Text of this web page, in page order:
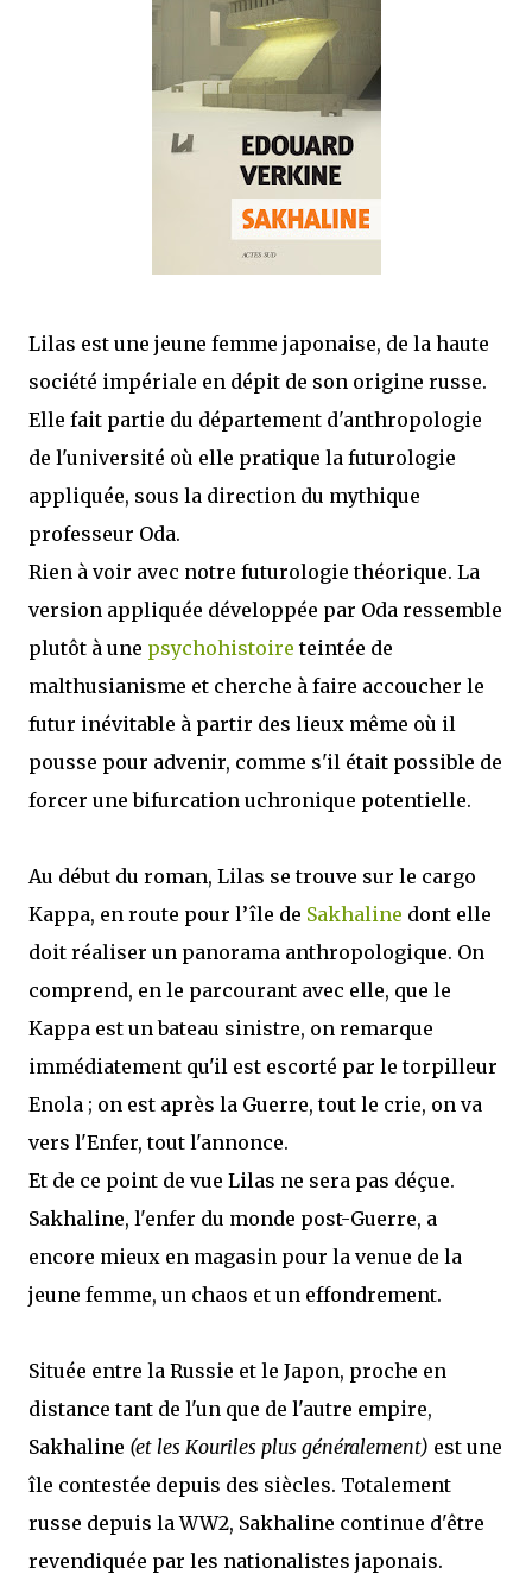
mettre sous tous les yeux. C'est cela...
Lilas est une jeune femme japonaise, de la haute
société impériale en dépit de son origine russe.
Elle fait partie du département d'anthropologie
de l'université où elle pratique la futurologie
appliquée, sous la direction du mythique
professeur Oda.
Rien à voir avec notre futurologie théorique. La
version appliquée développée par Oda ressemble
plutôt à une psychohistoire teintée de
malthusianisme et cherche à faire accoucher le
futur inévitable à partir des lieux même où il
pousse pour advenir, comme s'il était possible de
forcer une bifurcation uchronique potentielle.
Au début du roman, Lilas se trouve sur le cargo
Kappa, en route pour l’île de Sakhaline dont elle
doit réaliser un panorama anthropologique. On
comprend, en le parcourant avec elle, que le
Kappa est un bateau sinistre, on remarque
immédiatement qu'il est escorté par le torpilleur
Enola ; on est après la Guerre, tout le crie, on va
vers l'Enfer, tout l'annonce.
Et de ce point de vue Lilas ne sera pas déçue.
Sakhaline, l'enfer du monde post-Guerre, a
encore mieux en magasin pour la venue de la
jeune femme, un chaos et un effondrement.
Située entre la Russie et le Japon, proche en
distance tant de l'un que de l'autre empire,
Sakhaline (et les Kouriles plus généralement) est une
île contestée depuis des siècles. Totalement
russe depuis la WW2, Sakhaline continue d'être
revendiquée par les nationalistes japonais.